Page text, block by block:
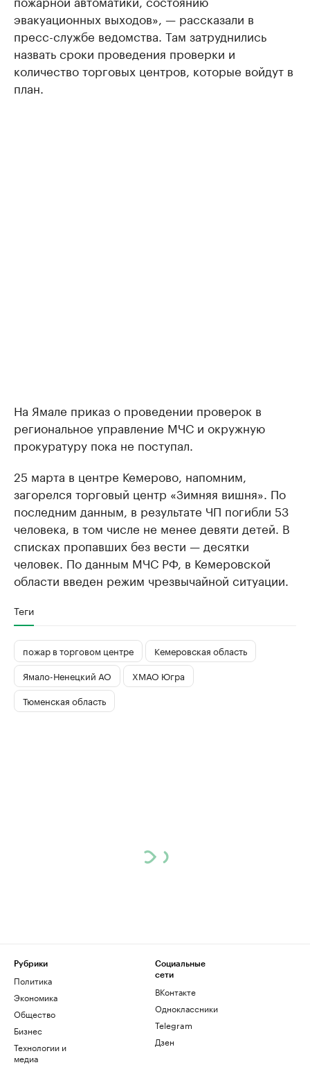
эвакуационных выходов», — рассказали в
пресс-службе ведомства. Там затруднились
назвать сроки проведения проверки и
количество торговых центров, которые войдут в
план.
На Ямале приказ о проведении проверок в
региональное управление МЧС и окружную
прокуратуру пока не поступал.
25 марта в центре Кемерово, напомним,
загорелся торговый центр «Зимняя вишня». По
последним данным, в результате ЧП погибли 53
человека, в том числе не менее девяти детей. В
списках пропавших без вести — десятки
человек. По данным МЧС РФ, в Кемеровской
области введен режим чрезвычайной ситуации.
Теги
пожар в торговом центре
Кемеровская область
Ямало-Ненецкий АО
ХМАО Югра
Тюменская область
Рубрики
Политика
Экономика
Общество
Бизнес
Технологии и
медиа
Социальные
сети
ВКонтакте
Одноклассники
Telegram
Дзен